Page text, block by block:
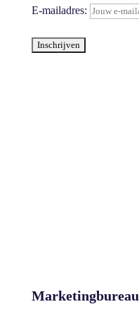
E-mailadres:
Marketingbureau